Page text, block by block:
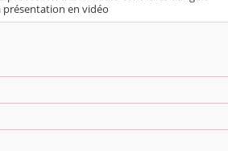
présentation en vidéo